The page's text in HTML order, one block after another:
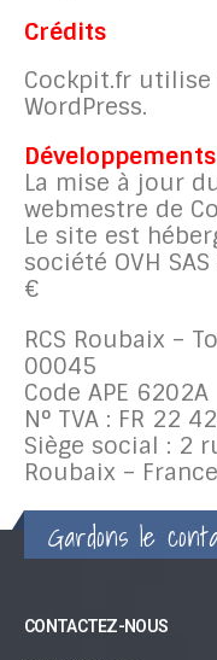
Crédits
Cockpit.fr
WordPress.
La mise à jour
webmestre de
Le site est
société OVH
€
RCS Roubaix –
00045
Code APE 6202A
N° TVA : FR 22
Siège social : 2
Roubaix – France
Gardons le
CONTACTEZ-NOUS